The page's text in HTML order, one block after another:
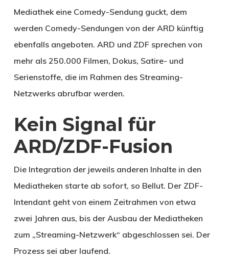
Mediathek eine Comedy-Sendung guckt, dem
werden Comedy-Sendungen von der ARD künftig
ebenfalls angeboten. ARD und ZDF sprechen von
mehr als 250.000 Filmen, Dokus, Satire- und
Serienstoffe, die im Rahmen des Streaming-
Netzwerks abrufbar werden.
Kein Signal für
ARD/ZDF-Fusion
Die Integration der jeweils anderen Inhalte in den
Mediatheken starte ab sofort, so Bellut. Der ZDF-
Intendant geht von einem Zeitrahmen von etwa
zwei Jahren aus, bis der Ausbau der Mediatheken
zum „Streaming-Netzwerk“ abgeschlossen sei. Der
Prozess sei aber laufend.